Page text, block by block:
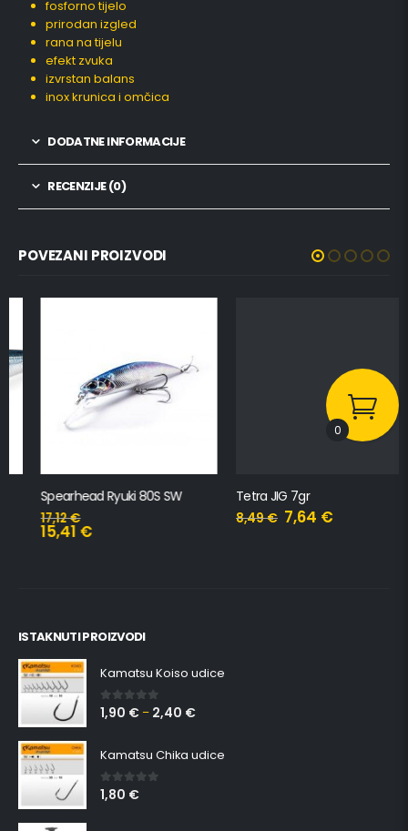
fosforno tijelo
prirodan izgled
rana na tijelu
efekt zvuka
izvrstan balans
inox krunica i omčica
DODATNE INFORMACIJE
RECENZIJE (0)
POVEZANI PROIZVODI
Spearhead Ryuki 80S SW
17,12€
15,41€
Tetra JIG 7gr
8,49€ 7,64€
ISTAKNUTI PROIZVODI
Kamatsu Koiso udice
0 out of 5
1,90 € – 2,40 €
Kamatsu Chika udice
0 out of 5
1,80 €
0